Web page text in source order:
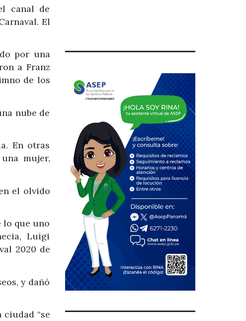
canal de
El
por una
a Franz
de los
nube de
En otras
mujer,
el olvido
lo que uno
Luigi
2020 de
y dañó
ciudad “se